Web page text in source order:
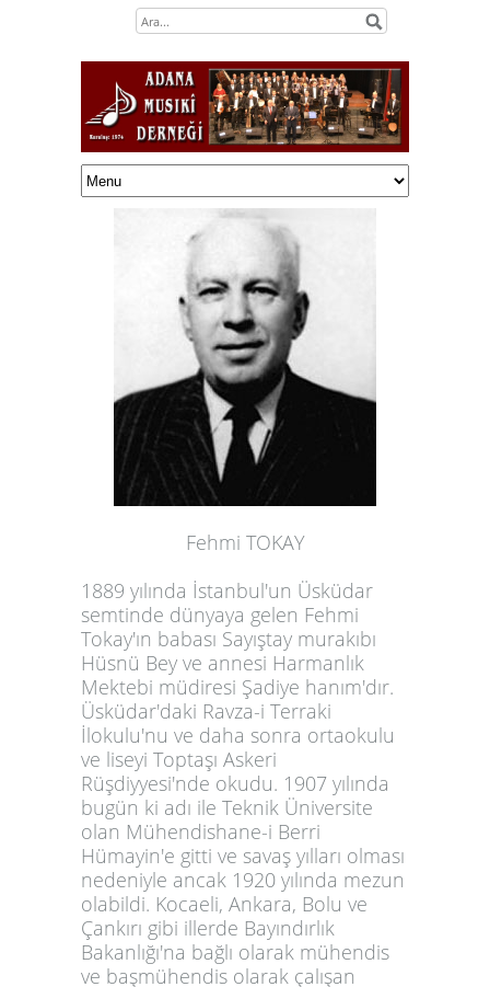
Fehmi TOKAY
1889 yılında İstanbul'un Üsküdar
semtinde dünyaya gelen Fehmi
Tokay'ın babası Sayıştay murakıbı
Hüsnü Bey ve annesi Harmanlık
Mektebi müdiresi Şadiye hanım'dır.
Üsküdar'daki Ravza-i Terraki
İlokulu'nu ve daha sonra ortaokulu
ve liseyi Toptaşı Askeri
Rüşdiyyesi'nde okudu. 1907 yılında
bugün ki adı ile Teknik Üniversite
olan Mühendishane-i Berri
Hümayin'e gitti ve savaş yılları olması
nedeniyle ancak 1920 yılında mezun
olabildi. Kocaeli, Ankara, Bolu ve
Çankırı gibi illerde Bayındırlık
Bakanlığı'na bağlı olarak mühendis
ve başmühendis olarak çalışan